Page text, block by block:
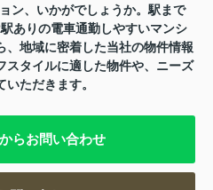
ン、いかがでしょうか。駅まで
ありの電車通勤しやすいマンシ
、地域に密着した当社の物件情報
スタイルに適した物件や、ニーズ
ただきます。
らお問い合わせ